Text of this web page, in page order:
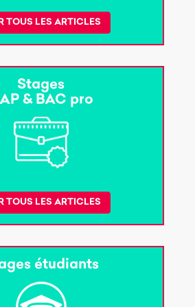
TOUS LES ARTICLES
Stages
& BAC pro
TOUS LES ARTICLES
étudiants